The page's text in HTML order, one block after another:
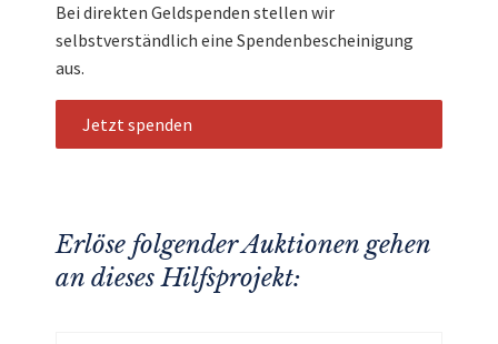
Bei direkten Geldspenden stellen wir
selbstverständlich eine Spendenbescheinigung
aus.
Jetzt spenden
Erlöse folgender Auktionen gehen
an dieses Hilfsprojekt: